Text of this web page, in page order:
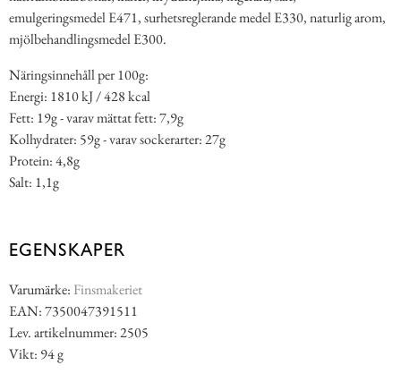
emulgeringsmedel E471, surhetsreglerande medel E330, naturlig arom,
mjölbehandlingsmedel E300.
Näringsinnehåll per 100g:
Energi: 1810 kJ / 428 kcal
Fett: 19g - varav mättat fett: 7,9g
Kolhydrater: 59g - varav sockerarter: 27g
Protein: 4,8g
Salt: 1,1g
EGENSKAPER
Varumärke: Finsmakeriet
EAN: 7350047391511
Lev. artikelnummer: 2505
Vikt: 94 g